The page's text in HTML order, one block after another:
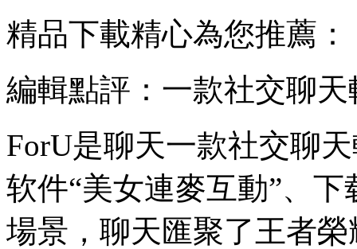
精品下載精心為您推薦：
編輯點評：一款社交聊天
ForU是聊天一款社交聊
软件“美女連麥互動”、下
場景，聊天匯聚了王者